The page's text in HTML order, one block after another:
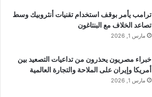
ترامب يأمر بوقف استخدام تقنيات أنثروبيك وسط
تصاعد الخلاف مع البنتاغون
مارس 1, 2026
خبراء مصريون يحذرون من تداعيات التصعيد بين
أمريكا وإيران على الملاحة والتجارة العالمية
مارس 1, 2026